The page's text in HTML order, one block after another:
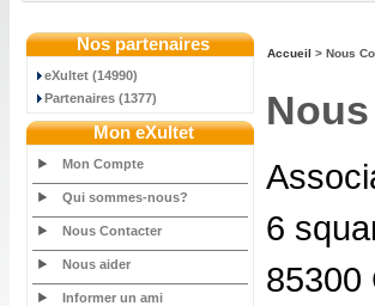
Nos partenaires
eXultet (14990)
Partenaires (1377)
Mon eXultet
Mon Compte
Qui sommes-nous?
Nous Contacter
Nous aider
Informer un ami
Accueil > Nous
6
85300